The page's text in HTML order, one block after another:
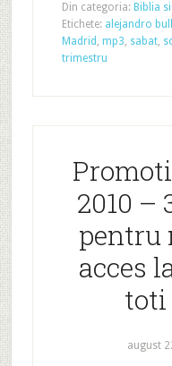
Din categoria: Biblia
Etichete: alejandro
Madrid , mp3, sabat,
trimestru
2010 –
pentru
acces
toti
august